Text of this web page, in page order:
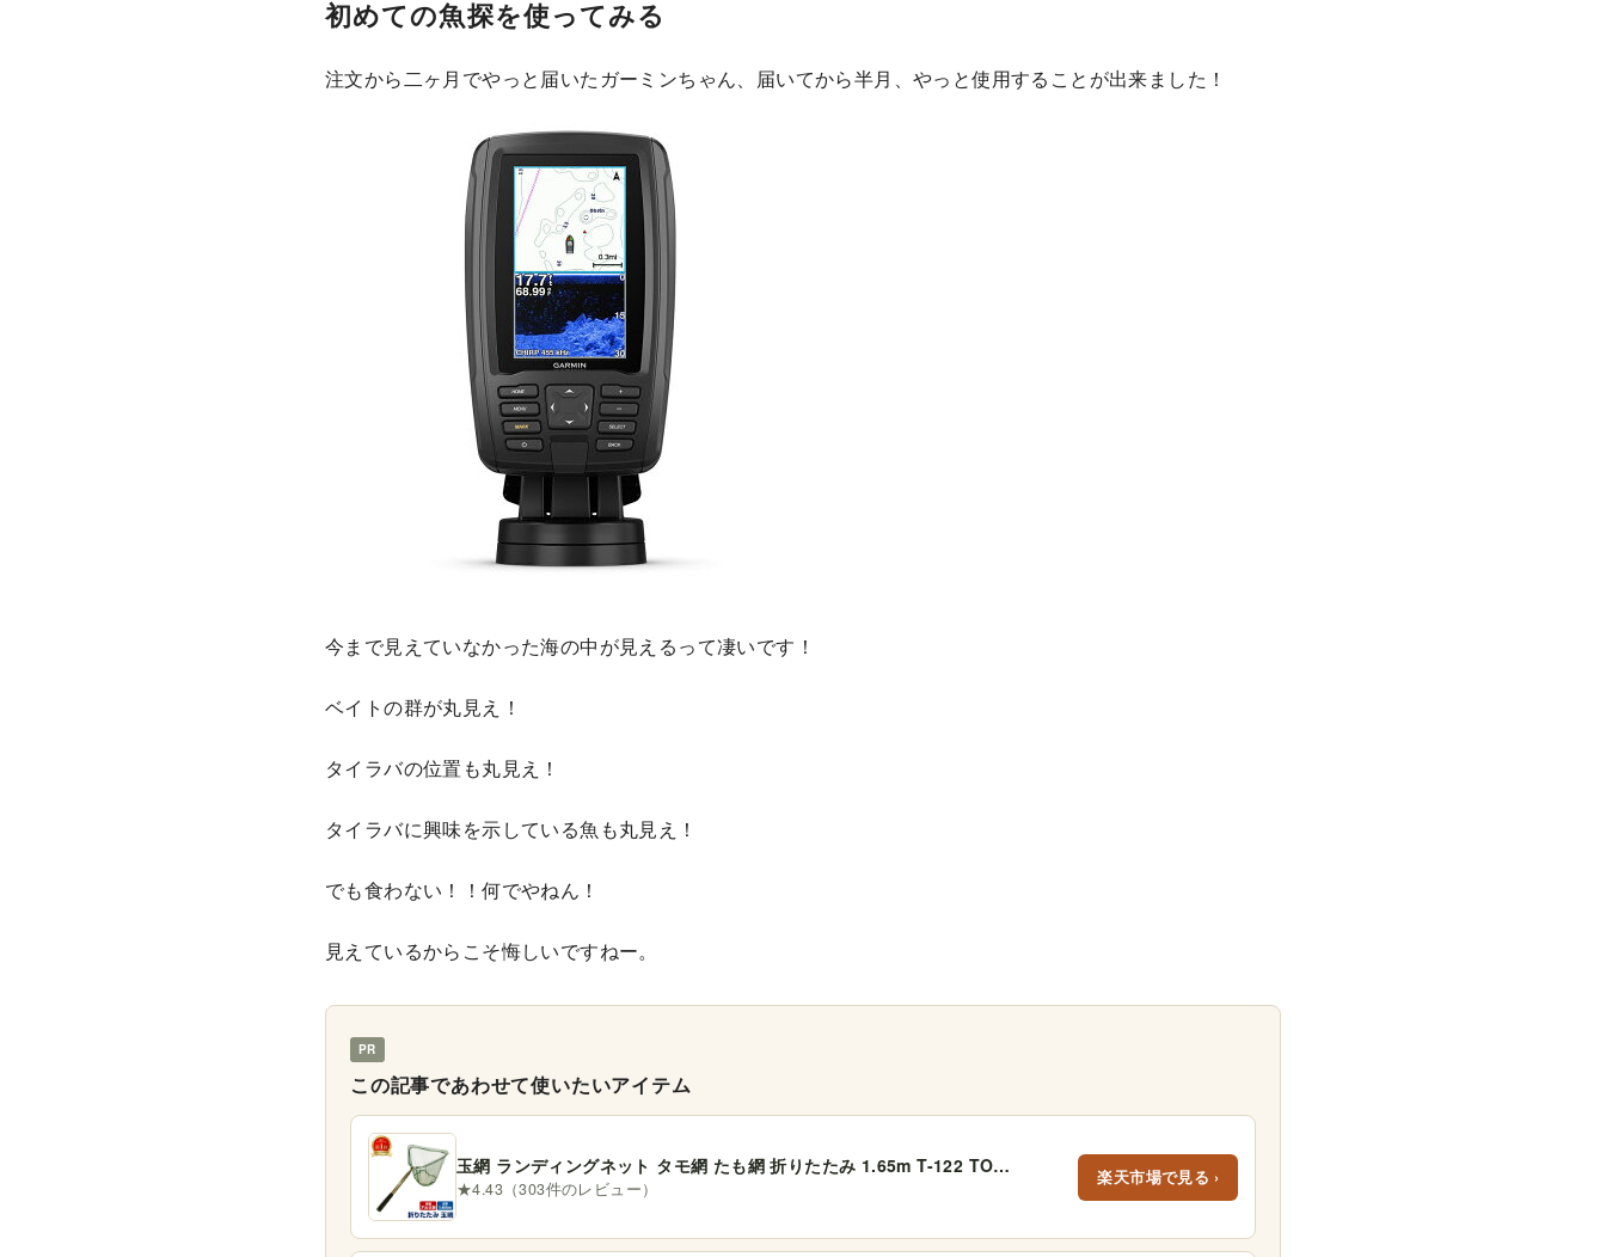
初めての魚探を使ってみる
注文から二ヶ月でやっと届いたガーミンちゃん、届いてから半月、やっと使用することが出来ました！
今まで見えていなかった海の中が見えるって凄いです！
ベイトの群が丸見え！
タイラバの位置も丸見え！
タイラバに興味を示している魚も丸見え！
でも食わない！！何でやねん！
見えているからこそ悔しいですねー。
PR
この記事であわせて使いたいアイテム
玉網 ランディングネット タモ網 たも網 折りたたみ 1.65m T-122 TO…
★4.43（303件のレビュー）
楽天市場で見る ›